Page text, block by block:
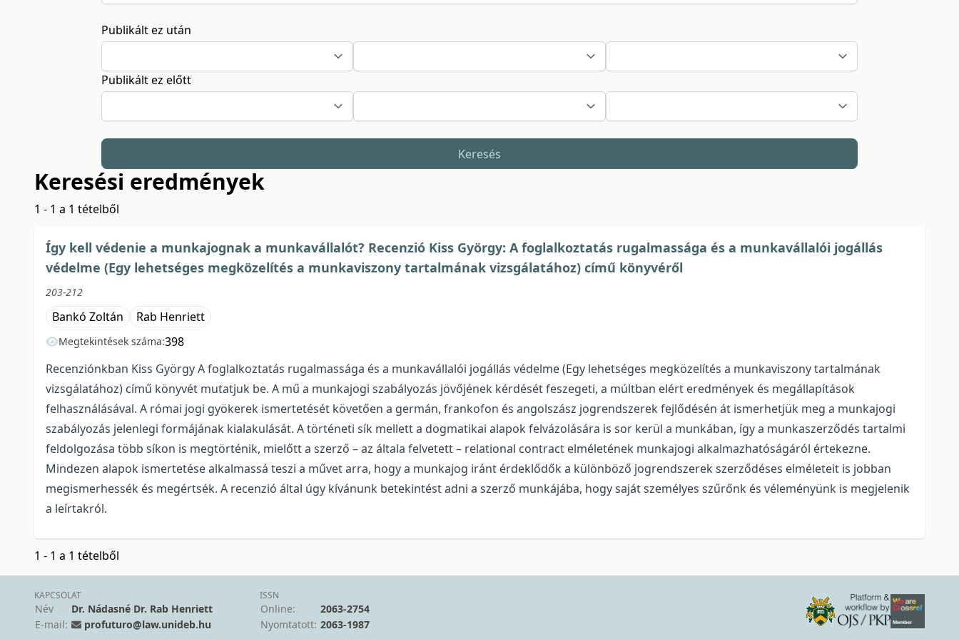
Publikált ez után
Publikált ez előtt
Keresés
Keresési eredmények
1 - 1 a 1 tételből
Így kell védenie a munkajognak a munkavállalót? Recenzió Kiss György: A foglalkoztatás rugalmassága és a munkavállalói jogállás
védelme (Egy lehetséges megközelítés a munkaviszony tartalmának vizsgálatához) című könyvéről
203-212
Bankó Zoltán Rab Henriett
Megtekintések száma:398
Recenziónkban Kiss György A foglalkoztatás rugalmassága és a munkavállalói jogállás védelme (Egy lehetséges megközelítés a munkaviszony tartalmának
vizsgálatához) című könyvét mutatjuk be. A mű a munkajogi szabályozás jövőjének kérdését feszegeti, a múltban elért eredmények és megállapítások
felhasználásával. A római jogi gyökerek ismertetését követően a germán, frankofon és angolszász jogrendszerek fejlődésén át ismerhetjük meg a munkajogi
szabályozás jelenlegi formájának kialakulását. A történeti sík mellett a dogmatikai alapok felvázolására is sor kerül a munkában, így a munkaszerződés tartalmi
feldolgozása több síkon is megtörténik, mielőtt a szerző – az általa felvetett – relational contract elméletének munkajogi alkalmazhatóságáról értekezne.
Mindezen alapok ismertetése alkalmassá teszi a művet arra, hogy a munkajog iránt érdeklődők a különböző jogrendszerek szerződéses elméleteit is jobban
megismerhessék és megértsék. A recenzió által úgy kívánunk betekintést adni a szerző munkájába, hogy saját személyes szűrőnk és véleményünk is megjelenik
a leírtakról.
1 - 1 a 1 tételből
KAPCSOLAT
Név
Dr. Nádasné Dr. Rab Henriett
E-mail:
profuturo@law.unideb.hu
ISSN
Online:
2063-2754
Nyomtatott: 2063-1987